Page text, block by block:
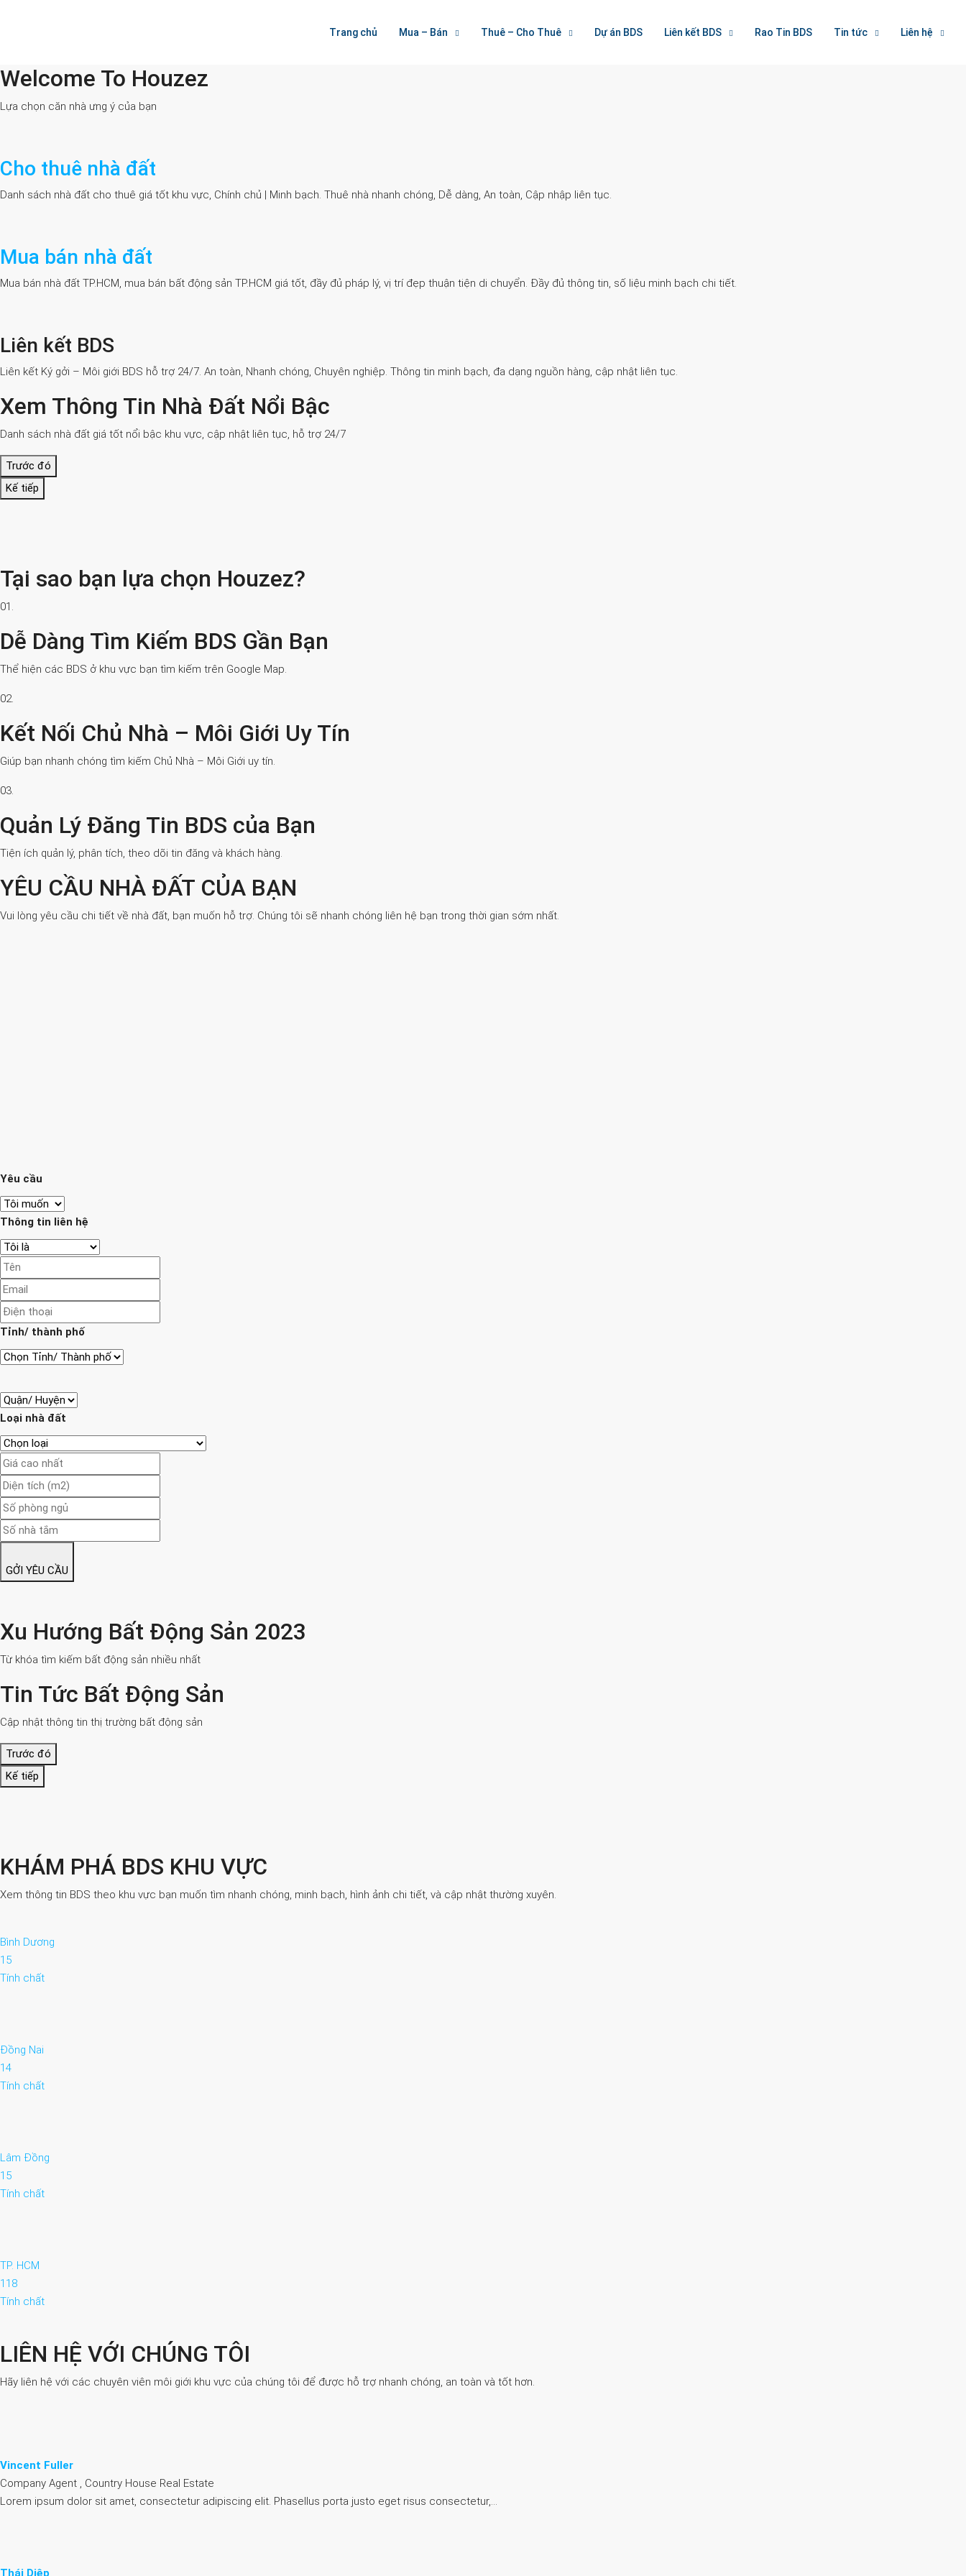
Trang chủ Mua – Bán Thuê – Cho Thuê Dự án BDS Liên kết BDS Rao Tin BDS Tin tức Liên hệ
Welcome To Houzez
Welcome To Houzez
Lựa chọn căn nhà ưng ý của bạn
Cho thuê nhà đất
Danh sách nhà đất cho thuê giá tốt khu vực, Chính chủ | Minh bạch. Thuê nhà nhanh chóng, Dễ dàng, An toàn, Cập nhập liên tục.
Mua bán nhà đất
Mua bán nhà đất TP.HCM, mua bán bất động sản TP.HCM giá tốt, đầy đủ pháp lý, vị trí đẹp thuận tiện di chuyển. Đầy đủ thông tin, số liệu minh bạch chi tiết.
Liên kết BDS
Liên kết Ký gởi – Môi giới BDS hỗ trợ 24/7. An toàn, Nhanh chóng, Chuyên nghiệp. Thông tin minh bạch, đa dạng nguồn hàng, cập nhật liên tục.
Xem Thông Tin Nhà Đất Nổi Bậc
Danh sách nhà đất giá tốt nổi bậc khu vực, cập nhật liên tục, hỗ trợ 24/7
Trước đó
Kế tiếp
Tại sao bạn lựa chọn Houzez?
01.
Dễ Dàng Tìm Kiếm BDS Gần Bạn
Thể hiện các BDS ở khu vực bạn tìm kiếm trên Google Map.
02.
Kết Nối Chủ Nhà – Môi Giới Uy Tín
Giúp bạn nhanh chóng tìm kiếm Chủ Nhà – Môi Giới uy tín.
03.
Quản Lý Đăng Tin BDS của Bạn
Tiện ích quản lý, phân tích, theo dõi tin đăng và khách hàng.
YÊU CẦU NHÀ ĐẤT CỦA BẠN
Vui lòng yêu cầu chi tiết về nhà đất, bạn muốn hỗ trợ. Chúng tôi sẽ nhanh chóng liên hệ bạn trong thời gian sớm nhất.
Yêu cầu
Thông tin liên hệ
Tỉnh/ thành phố
Loại nhà đất
GỞI YÊU CẦU
Xu Hướng Bất Động Sản 2023
Từ khóa tìm kiếm bất động sản nhiều nhất
Tin Tức Bất Động Sản
Cập nhật thông tin thị trường bất động sản
Trước đó
Kế tiếp
KHÁM PHÁ BDS KHU VỰC
Xem thông tin BDS theo khu vực bạn muốn tìm nhanh chóng, minh bạch, hình ảnh chi tiết, và cập nhật thường xuyên.
Bình Dương
15
Tính chất
Đồng Nai
14
Tính chất
Lâm Đồng
15
Tính chất
TP. HCM
118
Tính chất
LIÊN HỆ VỚI CHÚNG TÔI
Hãy liên hệ với các chuyên viên môi giới khu vực của chúng tôi để được hỗ trợ nhanh chóng, an toàn và tốt hơn.
Vincent Fuller
Company Agent , Country House Real Estate
Lorem ipsum dolor sit amet, consectetur adipiscing elit. Phasellus porta justo eget risus consectetur,…
Thái Diệp